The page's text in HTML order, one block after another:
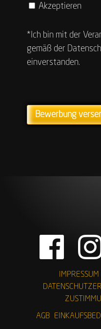
Akzeptieren
*Ich bin mit der
gemäß der
einverstanden.
IMPRESSUM
AGB